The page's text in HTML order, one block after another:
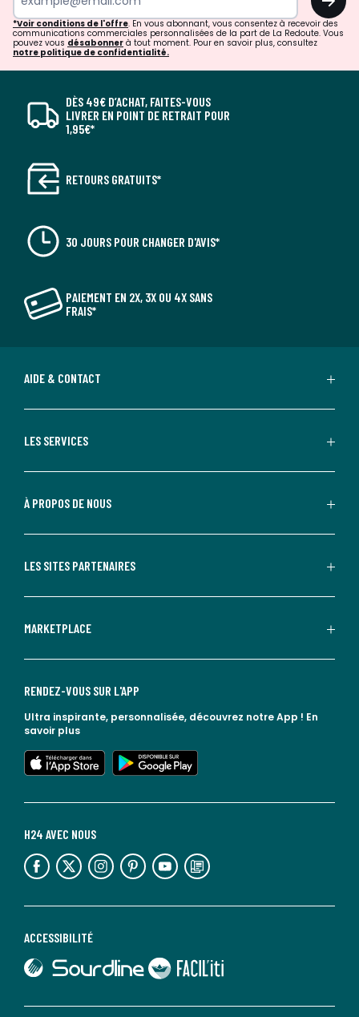
*Voir conditions de l'offre. En vous abonnant, vous consentez à recevoir des
communications commerciales personnalisées de la part de La Redoute. Vous
pouvez vous désabonner à tout moment. Pour en savoir plus, consultez
notre politique de confidentialité.
DÈS 49€ D’ACHAT, FAITES-VOUS
LIVRER EN POINT DE RETRAIT POUR
1,95€*
RETOURS GRATUITS*
30 JOURS POUR CHANGER D'AVIS*
PAIEMENT EN 2X, 3X OU 4X SANS
FRAIS*
AIDE & CONTACT
LES SERVICES
À PROPOS DE NOUS
LES SITES PARTENAIRES
MARKETPLACE
ACCESSIBILITÉ
lien vers Sourdline
lien vers Faciliti
H24 AVEC NOUS
lien vers l'espace réseaux sociaux lien vers l'espace réseaux sociaux lien vers l'espace réseaux sociaux lien vers l'espace réseaux sociaux lien vers l'espace réseaux sociaux lien vers le blog la redoute
RENDEZ-VOUS SUR L'APP
Ultra inspirante, personnalisée, découvrez notre App ! En
savoir plus
lien vers l'app store
lien vers google play